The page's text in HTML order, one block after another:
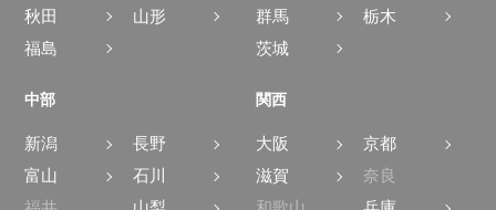
秋田
山形
福島
群馬
栃木
茨城
中部
新潟
長野
富山
石川
関西
大阪
京都
滋賀
奈良